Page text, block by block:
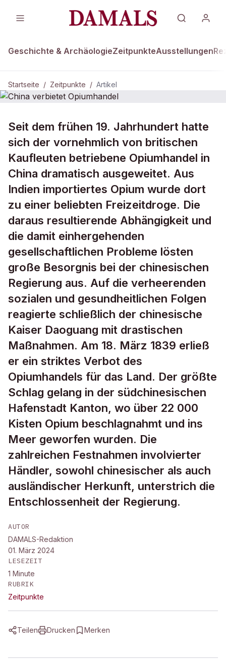
Geschichte & ArchäologieZeitpunkteAusstellungen
Startseite / Zeitpunkte / Artikel
China verbietet Opiumhandel
Seit dem frühen 19. Jahrhundert hatte
sich der vornehmlich von britischen
Kaufleuten betriebene Opiumhandel in
China dramatisch ausgeweitet. Aus
Indien importiertes Opium wurde dort
zu einer beliebten Freizeitdroge. Die
daraus resultierende Abhängigkeit und
die damit einhergehenden
gesellschaftlichen Probleme lösten
große Besorgnis bei der chinesischen
Regierung aus. Auf die verheerenden
sozialen und gesundheitlichen Folgen
reagierte schließlich der chinesische
Kaiser Daoguang mit drastischen
Maßnahmen. Am 18. März 1839 erließ
er ein striktes Verbot des
Opiumhandels für das Land. Der größte
Schlag gelang in der südchinesischen
Hafenstadt Kanton, wo über 22 000
Kisten Opium beschlagnahmt und ins
Meer geworfen wurden. Die
zahlreichen Festnahmen involvierter
Händler, sowohl chinesischer als auch
ausländischer Herkunft, unterstrich die
Entschlossenheit der Regierung.
AUTOR
DAMALS-Redaktion
01. März 2024
LESEZEIT
1 Minute
RUBRIK
Zeitpunkte
Teilen Drucken Merken